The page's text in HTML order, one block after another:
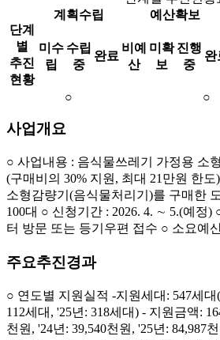
단계
별
추진
현황
계획수립 예산확보
미수
립
수립
중
완료
비예
산
미확
보
진행
중
완
○ ○
사업개요
○ 사업내용 : 음식물쓰레기 가정용 소
(구매비의 30% 지원, 최대 21만원 한
소형감량기(음식물처리기)를 구매한
100대 ○ 신청기간 : 2026. 4. ∼ 5.(예정)
터 방문 또는 등기우편 접수 ○ 소요예
주요추진경과
○ 연도별 지원실적 -지원세대: 547세대
112세대, '25년: 318세대) - 지원금액:
천원, '24년: 39,540천원, '25년: 84,987